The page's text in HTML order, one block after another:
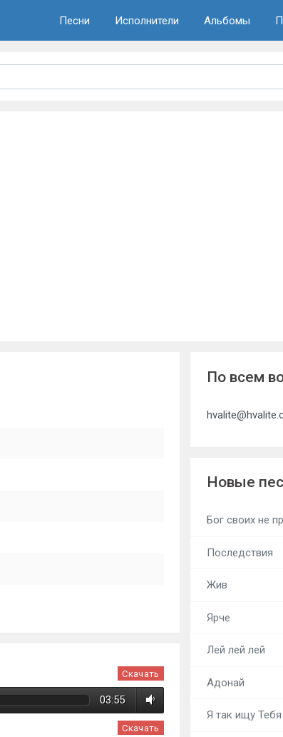
Песни Исполнители Альбомы
Скачать
03:55
Скачать
По всем
Новые
Бог своих не
Последствия
Жив
Ярче
Лей лей лей
Адонай
Я так ищу Тебя